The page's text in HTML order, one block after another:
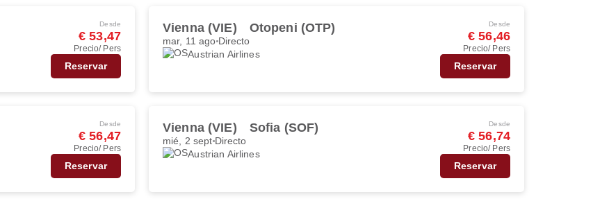
Desde
€ 53,47
Precio/ Pers
Reservar
Vienna (VIE) Otopeni (OTP)
mar, 11 ago Directo
Austrian Airlines
Desde
€ 56,46
Precio/ Pers
Reservar
Desde
€ 56,47
Precio/ Pers
Reservar
Vienna (VIE) Sofia (SOF)
mié, 2 sept Directo
Austrian Airlines
Desde
€ 56,74
Precio/ Pers
Reservar